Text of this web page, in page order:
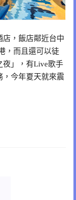
店，飯店鄰近台中
，而且還可以徒
夜」，有Live歌手
，今年夏天就來震